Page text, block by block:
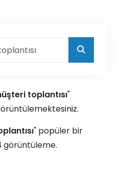
toplantısı"
" popüler bir
görüntüleme.